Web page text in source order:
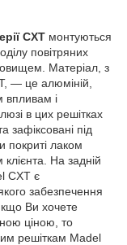
CXT монтуються
повітряних
Матеріал, з
— це алюміній,
впливам і
в цих решітках
зафіксовані під
покриті лаком
На задній
CXT є
забезпечення
Ви хочете
ціною, то
решіткам Madel